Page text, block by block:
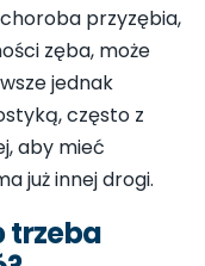
przyzębia,
zęba, może
jednak
często z
aby mieć
już innej drogi.
trzeba